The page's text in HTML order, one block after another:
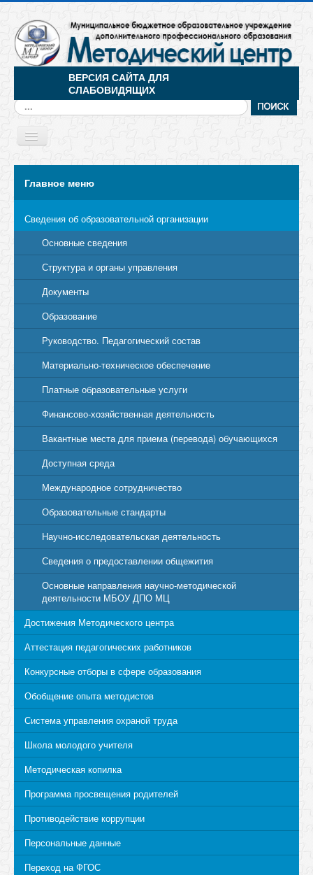
ВЕРСИЯ САЙТА ДЛЯ
СЛАБОВИДЯЩИХ
Искать...
Toggle
Главное меню
Сведения об образовательной организации
Основные сведения
Структура и органы управления
Документы
Образование
Руководство. Педагогический состав
Материально-техническое обеспечение
Платные образовательные услуги
Финансово-хозяйственная деятельность
Вакантные места для приема (перевода) обучающихся
Доступная среда
Международное сотрудничество
Образовательные стандарты
Научно-исследовательская деятельность
Сведения о предоставлении общежития
Основные направления научно-методической
деятельности МБОУ ДПО МЦ
Достижения Методического центра
Аттестация педагогических работников
Конкурсные отборы в сфере образования
Обобщение опыта методистов
Система управления охраной труда
Школа молодого учителя
Методическая копилка
Программа просвещения родителей
Противодействие коррупции
Персональные данные
Переход на ФГОС